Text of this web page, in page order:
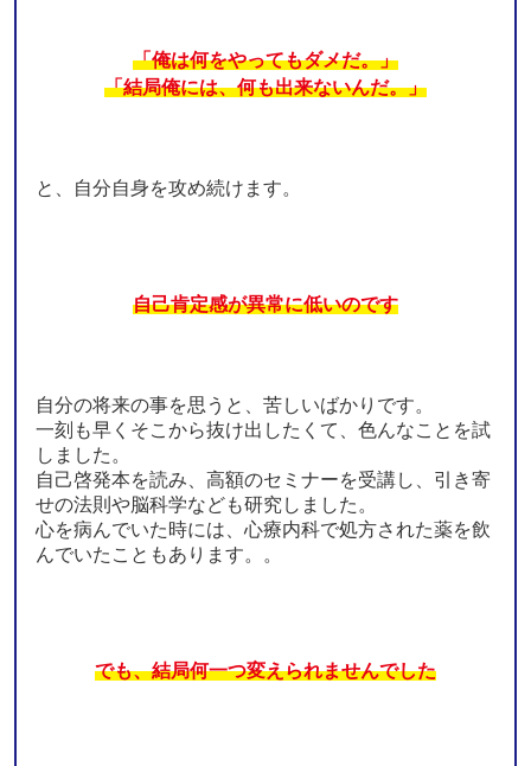
「俺は何をやってもダメだ。」
「結局俺には、何も出来ないんだ。」
と、自分自身を攻め続けます。
自己肯定感が異常に低いのです
自分の将来の事を思うと、苦しいばかりです。
一刻も早くそこから抜け出したくて、色んなことを試
しました。
自己啓発本を読み、高額のセミナーを受講し、引き寄
せの法則や脳科学なども研究しました。
心を病んでいた時には、心療内科で処方された薬を飲
んでいたこともあります。。
でも、結局何一つ変えられませんでした